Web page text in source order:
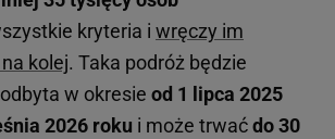
kryteria i wręczy im
kolej. Taka podróż będzie
w okresie od 1 lipca 2025
2026 roku i może trwaćdo 30